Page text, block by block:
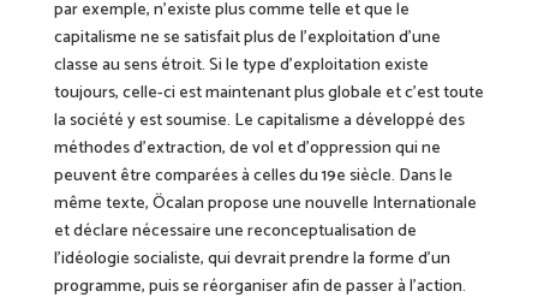
par exemple, n’existe plus comme telle et que le
capitalisme ne se satisfait plus de l’exploitation d’une
classe au sens étroit.Si letype d’exploitation existe
toujours, celle-ci est maintenant plus globale et c’est toute
la société y est soumise. Le capitalisme a développé des
méthodes d’extraction, de vol et d’oppression qui ne
peuvent être comparées à celles du 19e siècle. Dans le
même texte, Öcalan propose une nouvelle Internationale
et déclare nécessaire une reconceptualisation de
l’idéologie socialiste,quidevrait prendre la forme d’un
programme, puis se réorganiserafin depasser à l’action.